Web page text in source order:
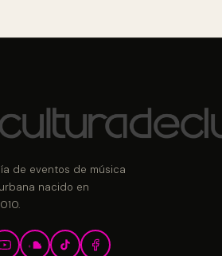
de eventos de música
nacido en